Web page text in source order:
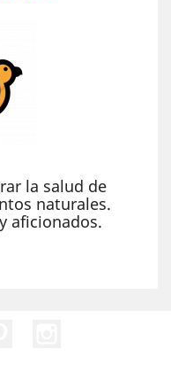
la salud de
naturales.
aficionados.